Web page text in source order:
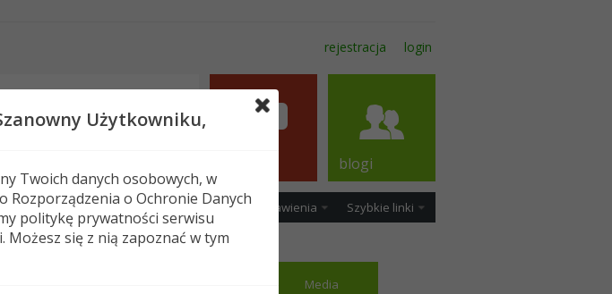
rejestracja login
posty FAQ Kalendarz Spełeczność Ustawienia Szybkie linki
blogi
Media
Użytkowniku,
Twoich danych osobowych, w
Rozporządzenia o Ochronie Danych
politykę prywatności serwisu
się z nią zapoznać w tym